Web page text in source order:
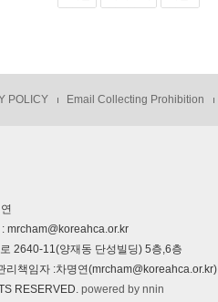
POLICY Email Collecting Prohibition
mrcham@koreahca.or.kr
2640-11(양재동 단성빌딩) 5층,6층
책임자 :차명연(mrcham@koreahca.or.kr)
RESERVED. powered by nnin